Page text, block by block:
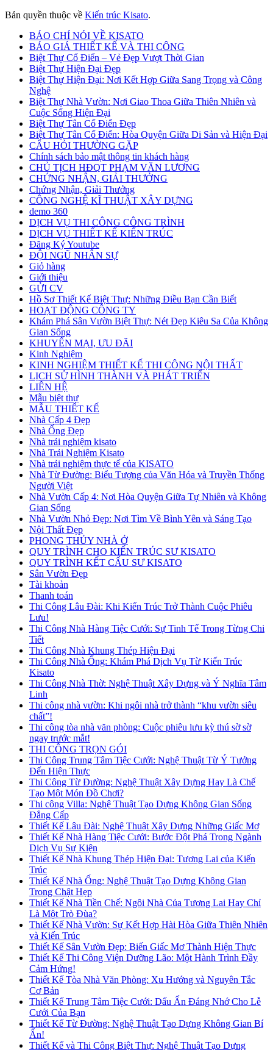
Bản quyền thuộc về Kiến trúc Kisato.
BÁO CHÍ NÓI VỀ KISATO
BÁO GIÁ THIẾT KẾ VÀ THI CÔNG
Biệt Thự Cổ Điển – Vẻ Đẹp Vượt Thời Gian
Biệt Thự Hiện Đại Đẹp
Biệt Thự Hiện Đại: Nơi Kết Hợp Giữa Sang Trọng và Công
Nghệ
Biệt Thự Nhà Vườn: Nơi Giao Thoa Giữa Thiên Nhiên và
Cuộc Sống Hiện Đại
Biệt Thự Tân Cổ Điển Đẹp
Biệt Thự Tân Cổ Điển: Hòa Quyện Giữa Di Sản và Hiện Đại
CÂU HỎI THƯỜNG GẶP
Chính sách bảo mật thông tin khách hàng
CHỦ TỊCH HĐQT PHẠM VĂN LƯƠNG
CHỨNG NHẬN, GIẢI THƯỞNG
Chứng Nhận, Giải Thưởng
CÔNG NGHỆ KĨ THUẬT XÂY DỰNG
demo 360
DỊCH VỤ THI CÔNG CÔNG TRÌNH
DỊCH VỤ THIẾT KẾ KIẾN TRÚC
Đăng Ký Youtube
ĐỘI NGŨ NHÂN SỰ
Giỏ hàng
Giới thiệu
GỬI CV
Hồ Sơ Thiết Kế Biệt Thự: Những Điều Bạn Cần Biết
HOẠT ĐỘNG CÔNG TY
Khám Phá Sân Vườn Biệt Thự: Nét Đẹp Kiêu Sa Của Không
Gian Sống
KHUYẾN MẠI, ƯU ĐÃI
Kinh Nghiệm
KINH NGHIỆM THIẾT KẾ THI CÔNG NỘI THẤT
LỊCH SỬ HÌNH THÀNH VÀ PHÁT TRIỂN
LIÊN HỆ
Mẫu biệt thự
MẪU THIẾT KẾ
Nhà Cấp 4 Đẹp
Nhà Ống Đẹp
Nhà trải nghiệm kisato
Nhà Trải Nghiệm Kisato
Nhà trải nghiệm thực tế của KISATO
Nhà Từ Đường: Biểu Tượng của Văn Hóa và Truyền Thống
Người Việt
Nhà Vườn Cấp 4: Nơi Hòa Quyện Giữa Tự Nhiên và Không
Gian Sống
Nhà Vườn Nhỏ Đẹp: Nơi Tìm Về Bình Yên và Sáng Tạo
Nội Thất Đẹp
PHONG THỦY NHÀ Ở
QUY TRÌNH CHO KIẾN TRÚC SƯ KISATO
QUY TRÌNH KẾT CẤU SƯ KISATO
Sân Vườn Đẹp
Tài khoản
Thanh toán
Thi Công Lâu Đài: Khi Kiến Trúc Trở Thành Cuộc Phiêu
Lưu!
Thi Công Nhà Hàng Tiệc Cưới: Sự Tinh Tế Trong Từng Chi
Tiết
Thi Công Nhà Khung Thép Hiện Đại
Thi Công Nhà Ống: Khám Phá Dịch Vụ Từ Kiến Trúc
Kisato
Thi Công Nhà Thờ: Nghệ Thuật Xây Dựng và Ý Nghĩa Tâm
Linh
Thi công nhà vườn: Khi ngôi nhà trở thành “khu vườn siêu
chất”!
Thi công tòa nhà văn phòng: Cuộc phiêu lưu kỳ thú sờ sờ
ngay trước mắt!
THI CÔNG TRỌN GÓI
Thi Công Trung Tâm Tiệc Cưới: Nghệ Thuật Từ Ý Tưởng
Đến Hiện Thực
Thi Công Từ Đường: Nghệ Thuật Xây Dựng Hay Là Chế
Tạo Một Món Đồ Chơi?
Thi công Villa: Nghệ Thuật Tạo Dựng Không Gian Sống
Đẳng Cấp
Thiết Kế Lâu Đài: Nghệ Thuật Xây Dựng Những Giấc Mơ
Thiết Kế Nhà Hàng Tiệc Cưới: Bước Đột Phá Trong Ngành
Dịch Vụ Sự Kiện
Thiết Kế Nhà Khung Thép Hiện Đại: Tương Lai của Kiến
Trúc
Thiết Kế Nhà Ống: Nghệ Thuật Tạo Dựng Không Gian
Trong Chật Hẹp
Thiết Kế Nhà Tiền Chế: Ngôi Nhà Của Tương Lai Hay Chỉ
Là Một Trò Đùa?
Thiết Kế Nhà Vườn: Sự Kết Hợp Hài Hòa Giữa Thiên Nhiên
và Kiến Trúc
Thiết Kế Sân Vườn Đẹp: Biến Giấc Mơ Thành Hiện Thực
Thiết Kế Thi Công Viện Dưỡng Lão: Một Hành Trình Đầy
Cảm Hứng!
Thiết Kế Tòa Nhà Văn Phòng: Xu Hướng và Nguyên Tắc
Cơ Bản
Thiết Kế Trung Tâm Tiệc Cưới: Dấu Ấn Đáng Nhớ Cho Lễ
Cưới Của Bạn
Thiết Kế Từ Đường: Nghệ Thuật Tạo Dựng Không Gian Bí
Ẩn!
Thiết Kế và Thi Công Biệt Thự: Nghệ Thuật Tạo Dựng